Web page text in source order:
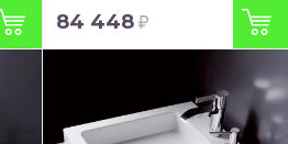
84 448